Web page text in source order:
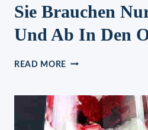
Sie Brauchen
Und Ab In Den
READ MORE BÄCKERMEISTER
BRAUCHEN
NUR
5